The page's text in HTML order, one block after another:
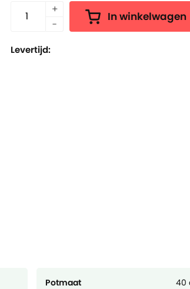
In winkelwagen
Levertijd:
Potmaat 40